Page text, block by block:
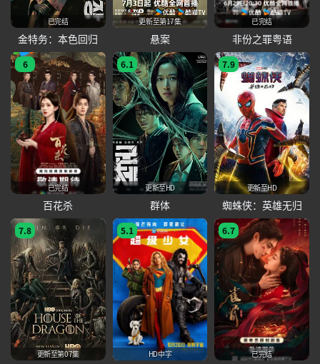
已完结
金特务：本色回归
更新至第17集
悬案
已完结
非份之罪粤语
6
已完结
百花杀
6.1
更新至HD
群体
7.9
更新至HD
蜘蛛侠：英雄无归
7.8
更新至第07集
5.1
HD中字
6.7
已完结